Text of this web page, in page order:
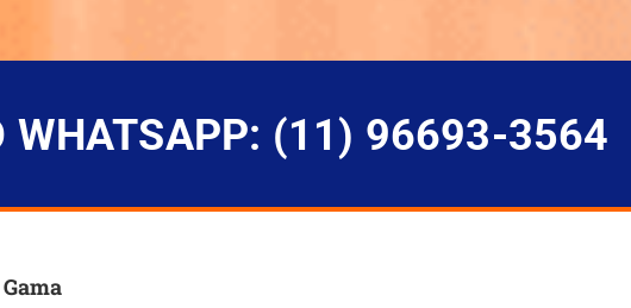
WHATSAPP: (11) 96693-3564